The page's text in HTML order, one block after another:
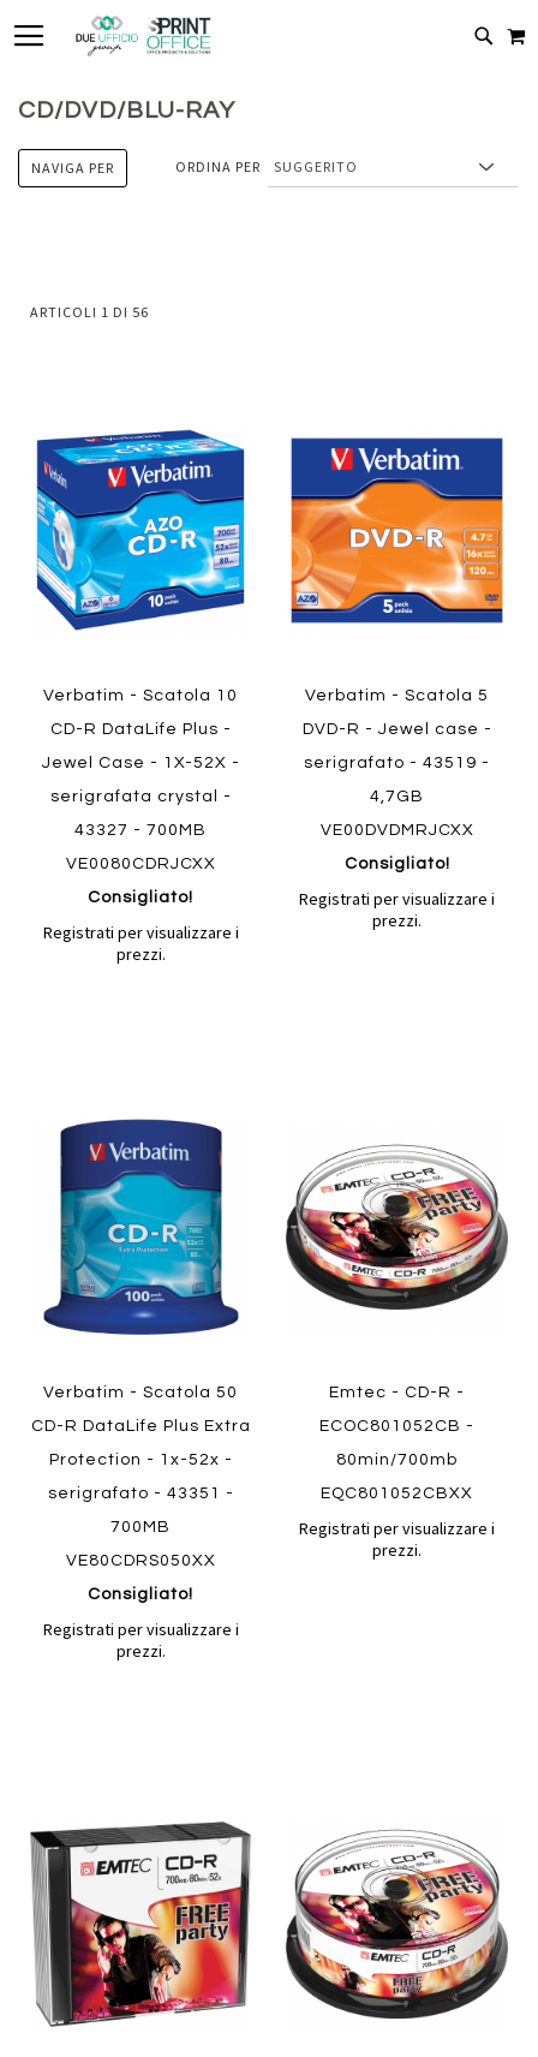
CERCA
CD/DVD/BLU-RAY
ARTICOLI 1 DI 56
ORDINA PER
Aggiungi
ai
preferiti
al
Verbatim - Scatola 10
CD-R DataLife Plus -
Jewel Case - 1X-52X -
serigrafata crystal -
43327 - 700MB
VE0080CDRJCXX
Consigliato!
Registrati per visualizzare i
prezzi.
Quickview
Aggiungi
preferiti
al
Verbatim - Scatola 5
DVD-R - Jewel case -
serigrafato - 43519 -
4,7GB
VE00DVDMRJCXX
Consigliato!
Registrati per visualizzare i
prezzi.
Quickview
Aggiungi
preferiti
Verbatim - Scatola 50
CD-R DataLife Plus Extra
Protection - 1x-52x -
serigrafato - 43351 -
700MB
VE80CDRS050XX
Consigliato!
Registrati per visualizzare i
prezzi.
Quickview
ai
preferiti
Emtec - CD-R -
ECOC801052CB -
80min/700mb
EQC801052CBXX
Registrati per visualizzare i
prezzi.
Quickview
Aggiungi
preferiti
al
confronto
Aggiungi
ai
preferiti
NAVIGA PER